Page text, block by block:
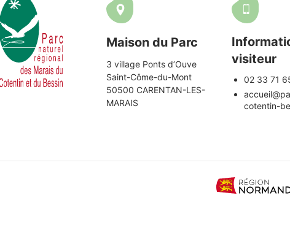
Maison du Parc
3 village Ponts d’Ouve
Saint-Côme-du-Mont
50500 CARENTAN-LES-
MARAIS
visiteur
02 33 71
cotentin-